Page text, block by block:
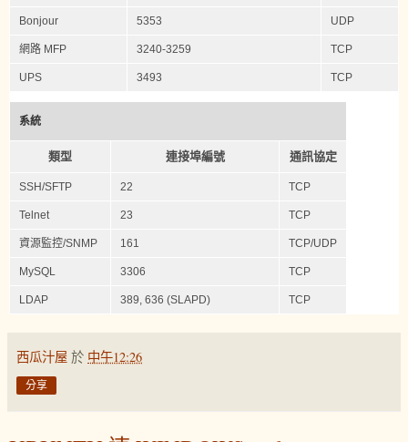
Bonjour 5353 UDP
網路 MFP 3240-3259 TCP
UPS 3493 TCP
系統
類型 連接埠編號 通訊協定
SSH/SFTP 22 TCP
Telnet 23 TCP
資源監控/SNMP 161 TCP/UDP
MySQL 3306 TCP
LDAP 389, 636 (SLAPD) TCP
西瓜汁屋 於 中午12:26
分享